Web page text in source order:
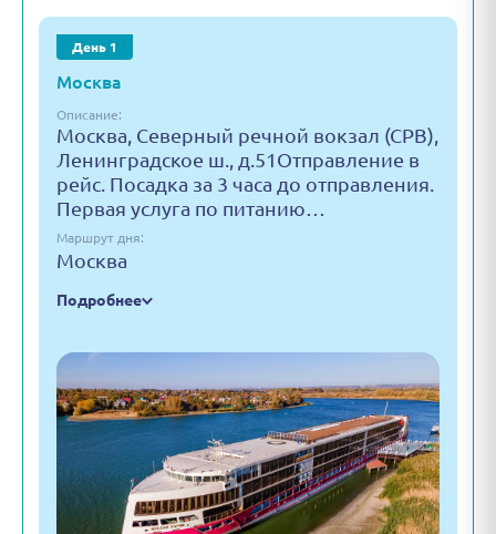
День 1
Москва
Описание:
Москва, Северный речной вокзал (СРВ),
Ленинградское ш., д.51Отправление в
рейс. Посадка за 3 часа до отправления.
Первая услуга по питанию…
Маршрут дня:
Москва
Подробнее